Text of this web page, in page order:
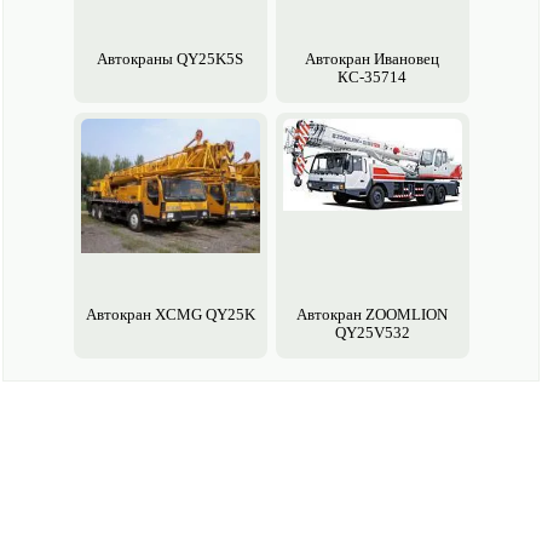
Авто­краны QY25K5S
Авто­кран Ивановец
КС-35714
Авто­кран XCMG QY25K
Авто­кран ZOOMLION
QY25V532